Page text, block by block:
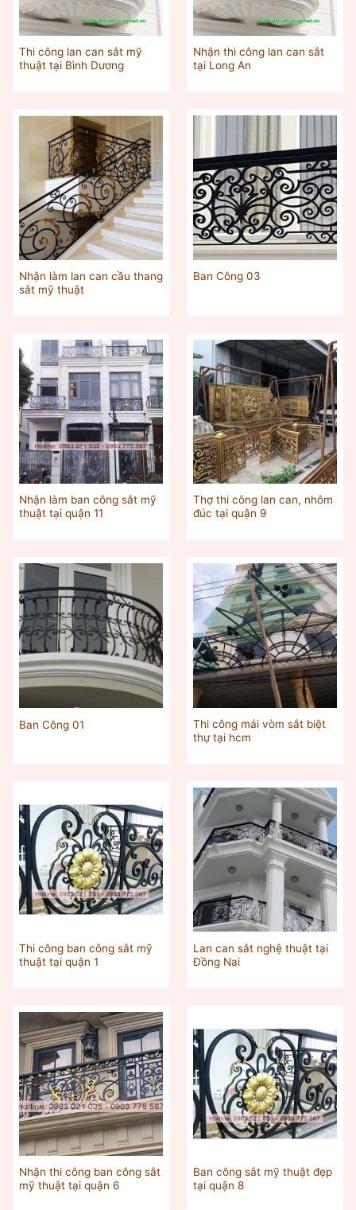
Thi công lan can sắt mỹ
thuật tại Bình Dương
Nhận thi công lan can sắt
tại Long An
Nhận làm lan can cầu thang
sắt mỹ thuật
Ban Công 03
Nhận làm ban công sắt mỹ
thuật tại quận 11
Thợ thi công lan can, nhôm
đúc tại quận 9
Ban Công 01
Thi công mái vòm sắt biệt
thự tại hcm
Thi công ban công sắt mỹ
thuật tại quận 1
Lan can sắt nghệ thuật tại
Đồng Nai
Nhận thi công ban công sắt
mỹ thuật tại quận 6
Ban công sắt mỹ thuật đẹp
tại quận 8